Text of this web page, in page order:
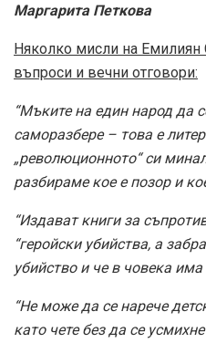
Маргарита Петкова
Няколко мисли на Емилиян
въпроси и вечни отговори:
“Мъките на един народ да
саморазбере – това е
„революционното“ си
разбираме кое е позор и
“Издават книги за
“геройски убийства, а
убийство и че в човека
“Не може да се нарече
като чете без да се